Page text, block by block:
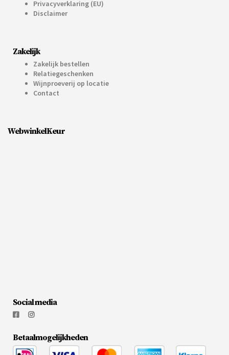
Privacyverklaring (EU)
Disclaimer
Zakelijk
Zakelijk bestellen
Relatiegeschenken
Wijnproeverij op locatie
Contact
WebwinkelKeur
Social media
Betaalmogelijkheden